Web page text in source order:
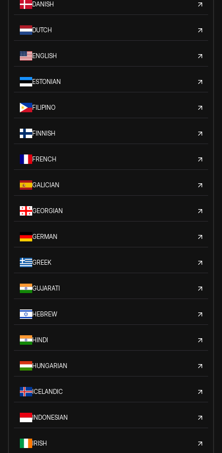
DANISH
DUTCH
ENGLISH
ESTONIAN
FILIPINO
FINNISH
FRENCH
GALICIAN
GEORGIAN
GERMAN
GREEK
GUJARATI
HEBREW
HINDI
HUNGARIAN
ICELANDIC
INDONESIAN
IRISH